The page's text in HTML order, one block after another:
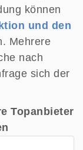
können
und den
Mehrere
nach
sich der
Topanbieter